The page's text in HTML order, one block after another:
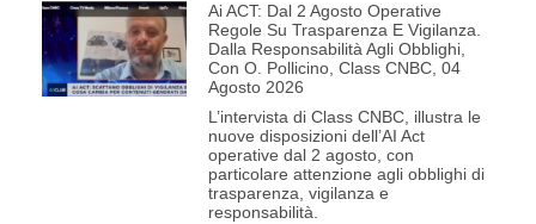
Ai ACT: Dal 2 Agosto Operative
Regole Su Trasparenza E Vigilanza.
Dalla Responsabilità Agli Obblighi,
Con O. Pollicino, Class CNBC, 04
Agosto 2026
L’intervista di Class CNBC, illustra le
nuove disposizioni dell’AI Act
operative dal 2 agosto, con
particolare attenzione agli obblighi di
trasparenza, vigilanza e
responsabilità.